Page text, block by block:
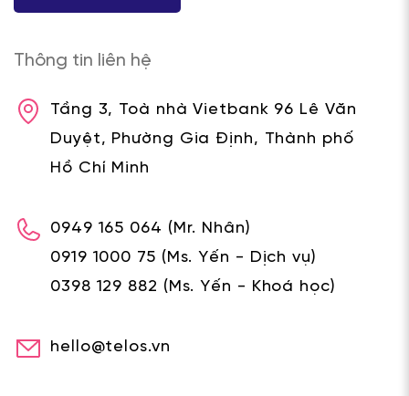
Thông tin liên hệ
Tầng 3, Toà nhà Vietbank 96 Lê Văn
Duyệt, Phường Gia Định, Thành phố
Hồ Chí Minh
0949 165 064 (Mr. Nhân)
0919 1000 75 (Ms. Yến - Dịch vụ)
0398 129 882 (Ms. Yến - Khoá học)
hello@telos.vn